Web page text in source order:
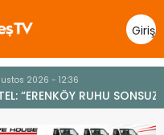
Giriş
Yap
DEK YAŞAYACAK”